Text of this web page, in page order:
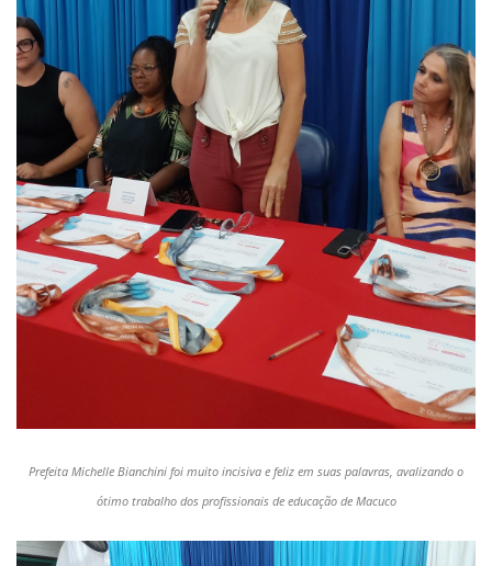
Prefeita Michelle Bianchini foi muito incisiva e feliz em suas palavras, avalizando o
ótimo trabalho dos profissionais de educação de Macuco